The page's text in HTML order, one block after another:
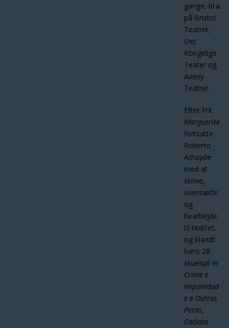
gange, bl.a.
på Bristol
Teatret,
Det
Kongelige
Teater og
Aveny
Teatret.
Efter Frk.
Marguerite
fortsatte
Roberto
Athayde
med at
skrive,
oversætte
og
bearbejde
til teatret,
og blandt
hans 28
skuespil er
Crime e
Impunidad
e e Outras
Pecas,
Carlota